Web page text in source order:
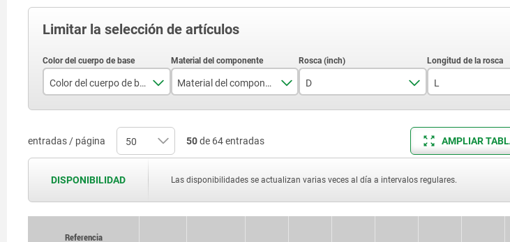
Limitar la selección de artículos
Color del cuerpo de base
Negro
rojo tráfico RAL 3020
Material del componente
acero
acero inoxidable
D
1/4-20
L
20
25
entradas / página 50de 64 entradas AMPLIAR
DISPONIBILIDAD Las disponibilidades se actualizan varias veces al día a intervalos regulares.
Referencia
Referencia